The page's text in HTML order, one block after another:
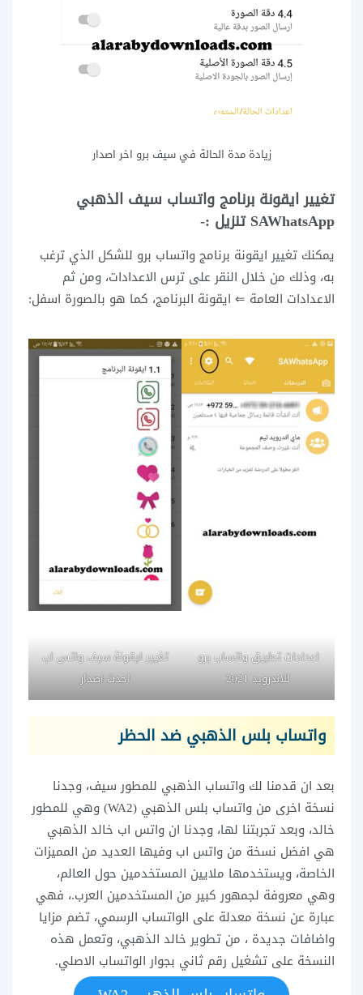
زيادة مدة الحالة في سيف برو اخر اصدار
تغيير ايقونة برنامج واتساب سيف الذهبي
SAWhatsApp تنزيل :-
يمكنك تغيير ايقونة برنامج واتساب برو للشكل الذي ترغب
به، وذلك من خلال النقر على ترس الاعدادات، ومن ثم
الاعدادات العامة ⇐ ايقونة البرنامج، كما هو بالصورة اسفل:
اعدادات تطبيق واتساب برو
للاندرويد 2021
تغيير ايقونة سيف واتس اب
احدث اصدار
واتساب بلس الذهبي ضد الحظر
بعد ان قدمنا لك واتساب الذهبي للمطور سيف، وجدنا
نسخة اخرى من واتساب بلس الذهبي (WA2) وهي للمطور
خالد، وبعد تجربتنا لها، وجدنا ان واتس اب خالد الذهبي
هي افضل نسخة من واتس اب وفيها العديد من المميزات
الخاصة، ويستخدمها ملايين المستخدمين حول العالم،
وهي معروفة لجمهور كبير من المستخدمين العرب.، فهي
عبارة عن نسخة معدلة على الواتساب الرسمي، تضم مزايا
واضافات جديدة ، من تطوير خالد الذهبي، وتعمل هذه
النسخة على تشغيل رقم ثاني بجوار الواتساب الاصلي.